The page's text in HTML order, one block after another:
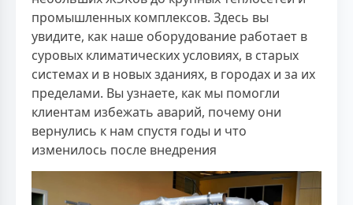
промышленных комплексов. Здесь вы
увидите, как наше оборудование работает в
суровых климатических условиях, в старых
системах и в новых зданиях, в городах и за их
пределами. Вы узнаете, как мы помогли
клиентам избежать аварий, почему они
вернулись к нам спустя годы и что
изменилось после внедрения